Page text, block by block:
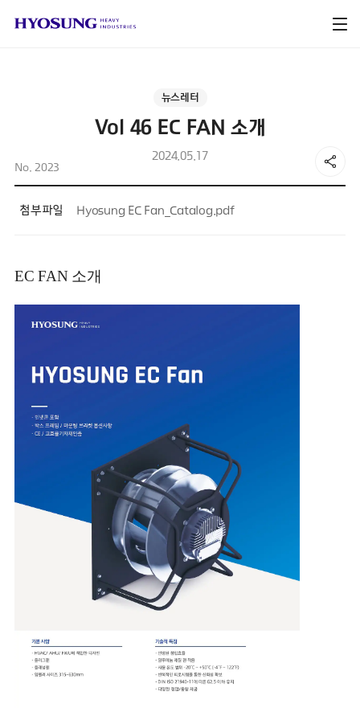
뉴스레터
Vol 46 EC FAN 소개
2024.05.17
No. 2023
첨부파일 Hyosung EC Fan_Catalog.pdf
EC FAN 소개